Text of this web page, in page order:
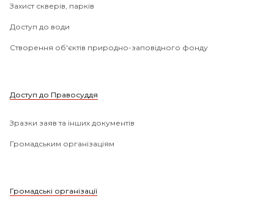
Захист скверів, парків
Доступ до води
Створення об'єктів природно-заповідного фонду
Доступ до Правосуддя
Зразки заяв та інших документів
Громадським організаціям
Громадські організації